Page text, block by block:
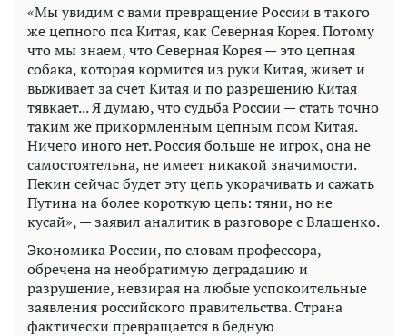
«Мы увидим с вами превращение России в такого
же цепного пса Китая, как Северная Корея. Потому
что мы знаем, что Северная Корея — это цепная
собака, которая кормится из руки Китая, живет и
выживает за счет Китая и по разрешению Китая
тявкает... Я думаю, что судьба России — стать точно
таким же прикормленным цепным псом Китая.
Ничего иного нет. Россия больше не игрок, она не
самостоятельна, не имеет никакой значимости.
Пекин сейчас будет эту цепь укорачивать и сажать
Путина на более короткую цепь: тяни, но не
кусай», — заявил аналитик в разговоре с Влащенко.
Экономика России, по словам профессора,
обречена на необратимую деградацию и
разрушение, невзирая на любые успокоительные
заявления российского правительства. Страна
фактически превращается в бедную